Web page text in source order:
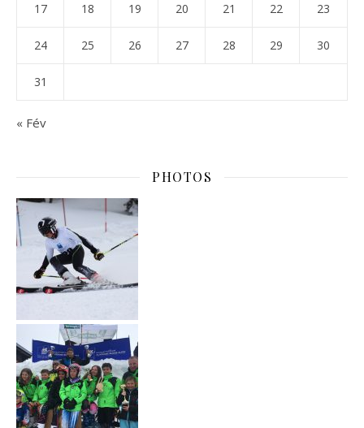
17 18 19 20 21 22 23
24 25 26 27 28 29 30
31
« Fév
PHOTOS